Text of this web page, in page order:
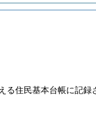
る住民基本台帳に記録